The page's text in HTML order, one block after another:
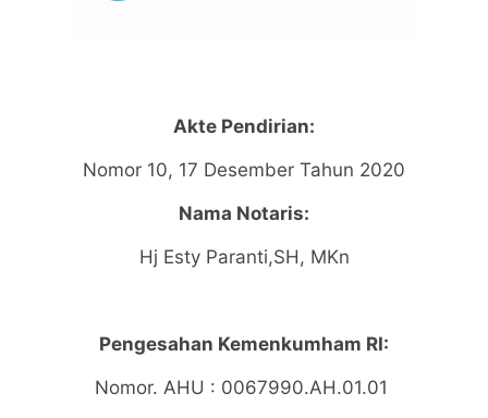
Akte Pendirian:
Nomor 10, 17 Desember Tahun 2020
Nama Notaris:
Hj Esty Paranti,SH, MKn
Pengesahan Kemenkumham RI:
Nomor. AHU : 0067990.AH.01.01